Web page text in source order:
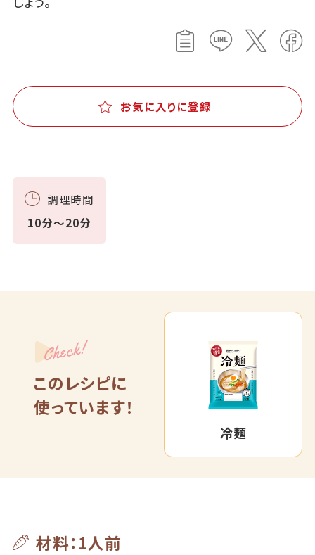
お気に入りに登録
調理時間
10分～20分
Check!
このレシピに
使っています！
冷麺
材料：1人前